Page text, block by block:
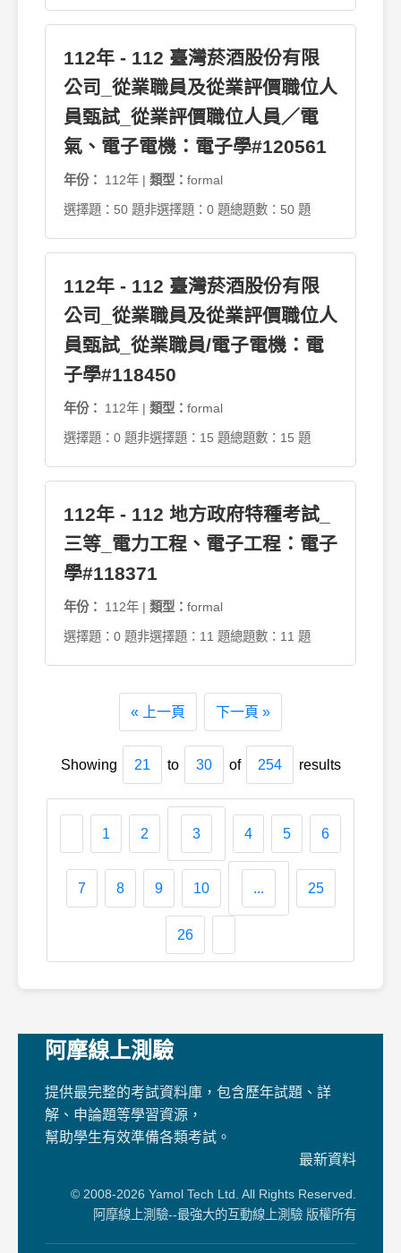
112年 - 112 臺灣菸酒股份有限
公司_從業職員及從業評價職位人
員甄試_從業評價職位人員／電
氣、電子電機：電子學#120561
年份： 112年 | 類型： formal
選擇題：50 題非選擇題：0 題總題數：50 題
112年 - 112 臺灣菸酒股份有限
公司_從業職員及從業評價職位人
員甄試_從業職員/電子電機：電
子學#118450
年份： 112年 | 類型： formal
選擇題：0 題非選擇題：15 題總題數：15 題
112年 - 112 地方政府特種考試_
三等_電力工程、電子工程：電子
學#118371
年份： 112年 | 類型： formal
選擇題：0 題非選擇題：11 題總題數：11 題
« 上一頁 下一頁 »
Showing 21 to 30 of 254 results
1 2 3 4 5 6
7 8 9 10 ... 25
26
阿摩線上測驗
提供最完整的考試資料庫，包含歷年試題、詳
解、申論題等學習資源，
幫助學生有效準備各類考試。
最新資料
© 2008-2026 Yamol Tech Ltd. All Rights Reserved.
阿摩線上測驗--最強大的互動線上測驗 版權所有